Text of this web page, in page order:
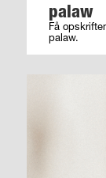
palaw
Få
palaw.